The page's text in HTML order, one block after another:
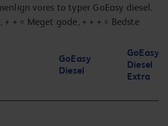
vores to typer GoEasy diesel.
+ + = Meget gode, + + + = Bedste
GoEasy
Diesel
GoEasy
Diesel
Extra